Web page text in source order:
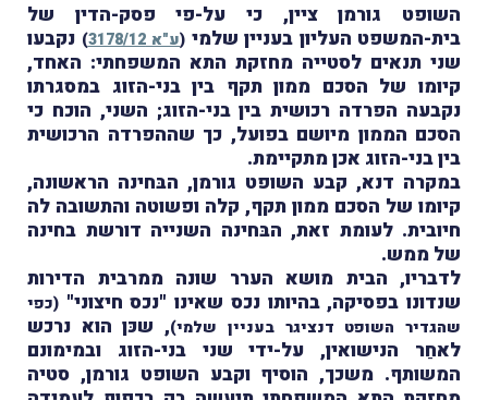
השופט גורמן ציין, כי על-פי פסק-הדין של
בית-המשפט העליון בעניין שלמי (ע"א 3178/12 ) נקבעו
שני תנאים לסטייה מחזקת התא המשפחתי: האחד,
קיומו של הסכם ממון תקף בין בני-הזוג במסגרתו
נקבעה הפרדה רכושית בין בני-הזוג; השני, הוכח כי
הסכם הממון מיושם בפועל, כך שההפרדה הרכושית
בין בני-הזוג אכן מתקיימת.
במקרה דנא, קבע השופט גורמן, הבּחינה הראשונה,
קיומו של הסכם ממון תקף, קלה ופשוטה והתשובה לה
חיובית. לעומת זאת, הבּחינה השנייה דורשת בחינה
של ממש.
לדבריו, הבית מושא הערר שונה ממרבית הדירות
שנדונו בפסיקה, בהיותו נכס שאינו "נכס חיצוני" (כפי
שהגדיר השופט דנציגר בעניין שלמי), שכּן הוא נרכש
לאחַר הנישואין, על-ידי שני בני-הזוג ובמימונם
המשותף. משכך, הוסיף וקבע השופט גורמן, סטיה